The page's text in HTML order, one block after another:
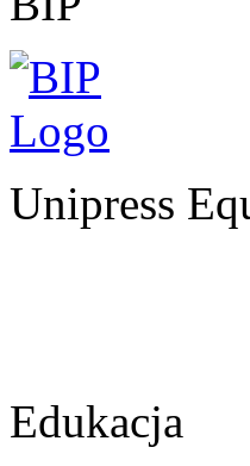
Unipress
Edukacja